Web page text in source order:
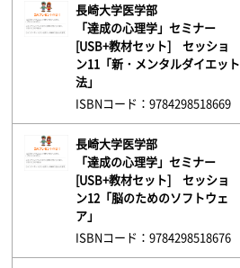
長崎大学医学部
「達成の心理学」セミナー
[USB+教材セット] セッショ
ン11「新・メンタルダイエット
法」
ISBNコード：9784298518669
長崎大学医学部
「達成の心理学」セミナー
[USB+教材セット] セッショ
ン12「脳のためのソフトウェ
ア」
ISBNコード：9784298518676